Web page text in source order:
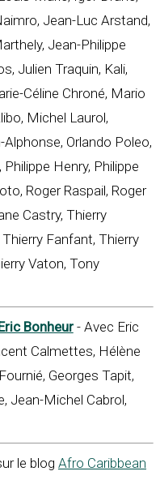
Jean-Luc Arstand,
Jean-Philippe
Julien Traquin, Kali,
Céline Chroné, Mario
Michel Laurol,
Orlando Poleo,
Henry, Philippe
Roger Raspail, Roger
Castry, Thierry
Fanfant, Thierry
Vaton, Tony
Bonheur- Avec Eric
Calmettes, Hélène
Georges Tapit,
Jean-Michel Cabrol,
le blog Afro Caribbean